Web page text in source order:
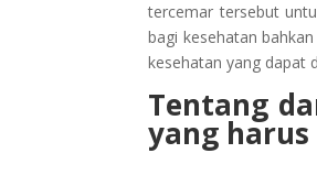
tercemar tersebut
bagi kesehatan
kesehatan yang dapat
Tentang
yang